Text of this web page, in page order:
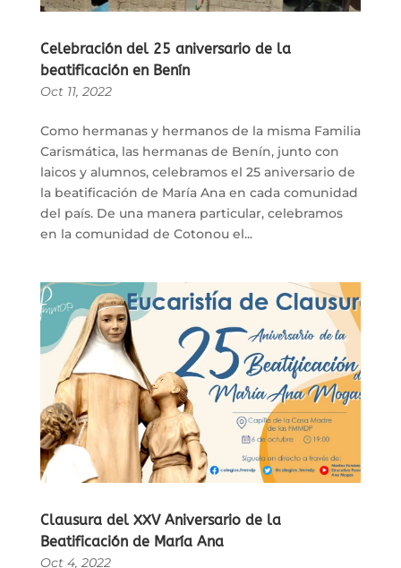
Celebración del 25 aniversario de la
beatificación en Benín
Oct 11, 2022
Como hermanas y hermanos de la misma Familia
Carismática, las hermanas de Benín, junto con
laicos y alumnos, celebramos el 25 aniversario de
la beatificación de María Ana en cada comunidad
del país. De una manera particular, celebramos
en la comunidad de Cotonou el...
Clausura del XXV Aniversario de la
Beatificación de María Ana
Oct 4, 2022